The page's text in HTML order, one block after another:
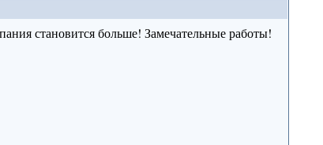
становится больше! Замечательные работы!